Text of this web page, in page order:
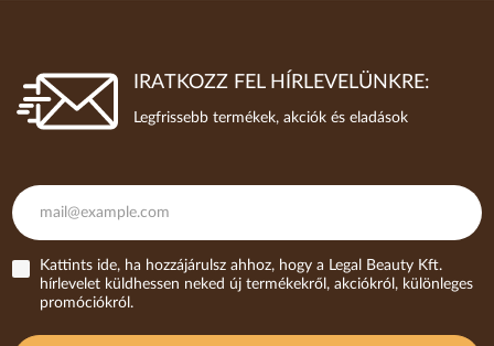
IRATKOZZ FEL HÍRLEVELÜNKRE:
Legfrissebb termékek, akciók és eladások
Kattints ide, ha hozzájárulsz ahhoz, hogy a Legal Beauty Kft.
hírlevelet küldhessen neked új termékekről, akciókról, különleges
promóciókról.